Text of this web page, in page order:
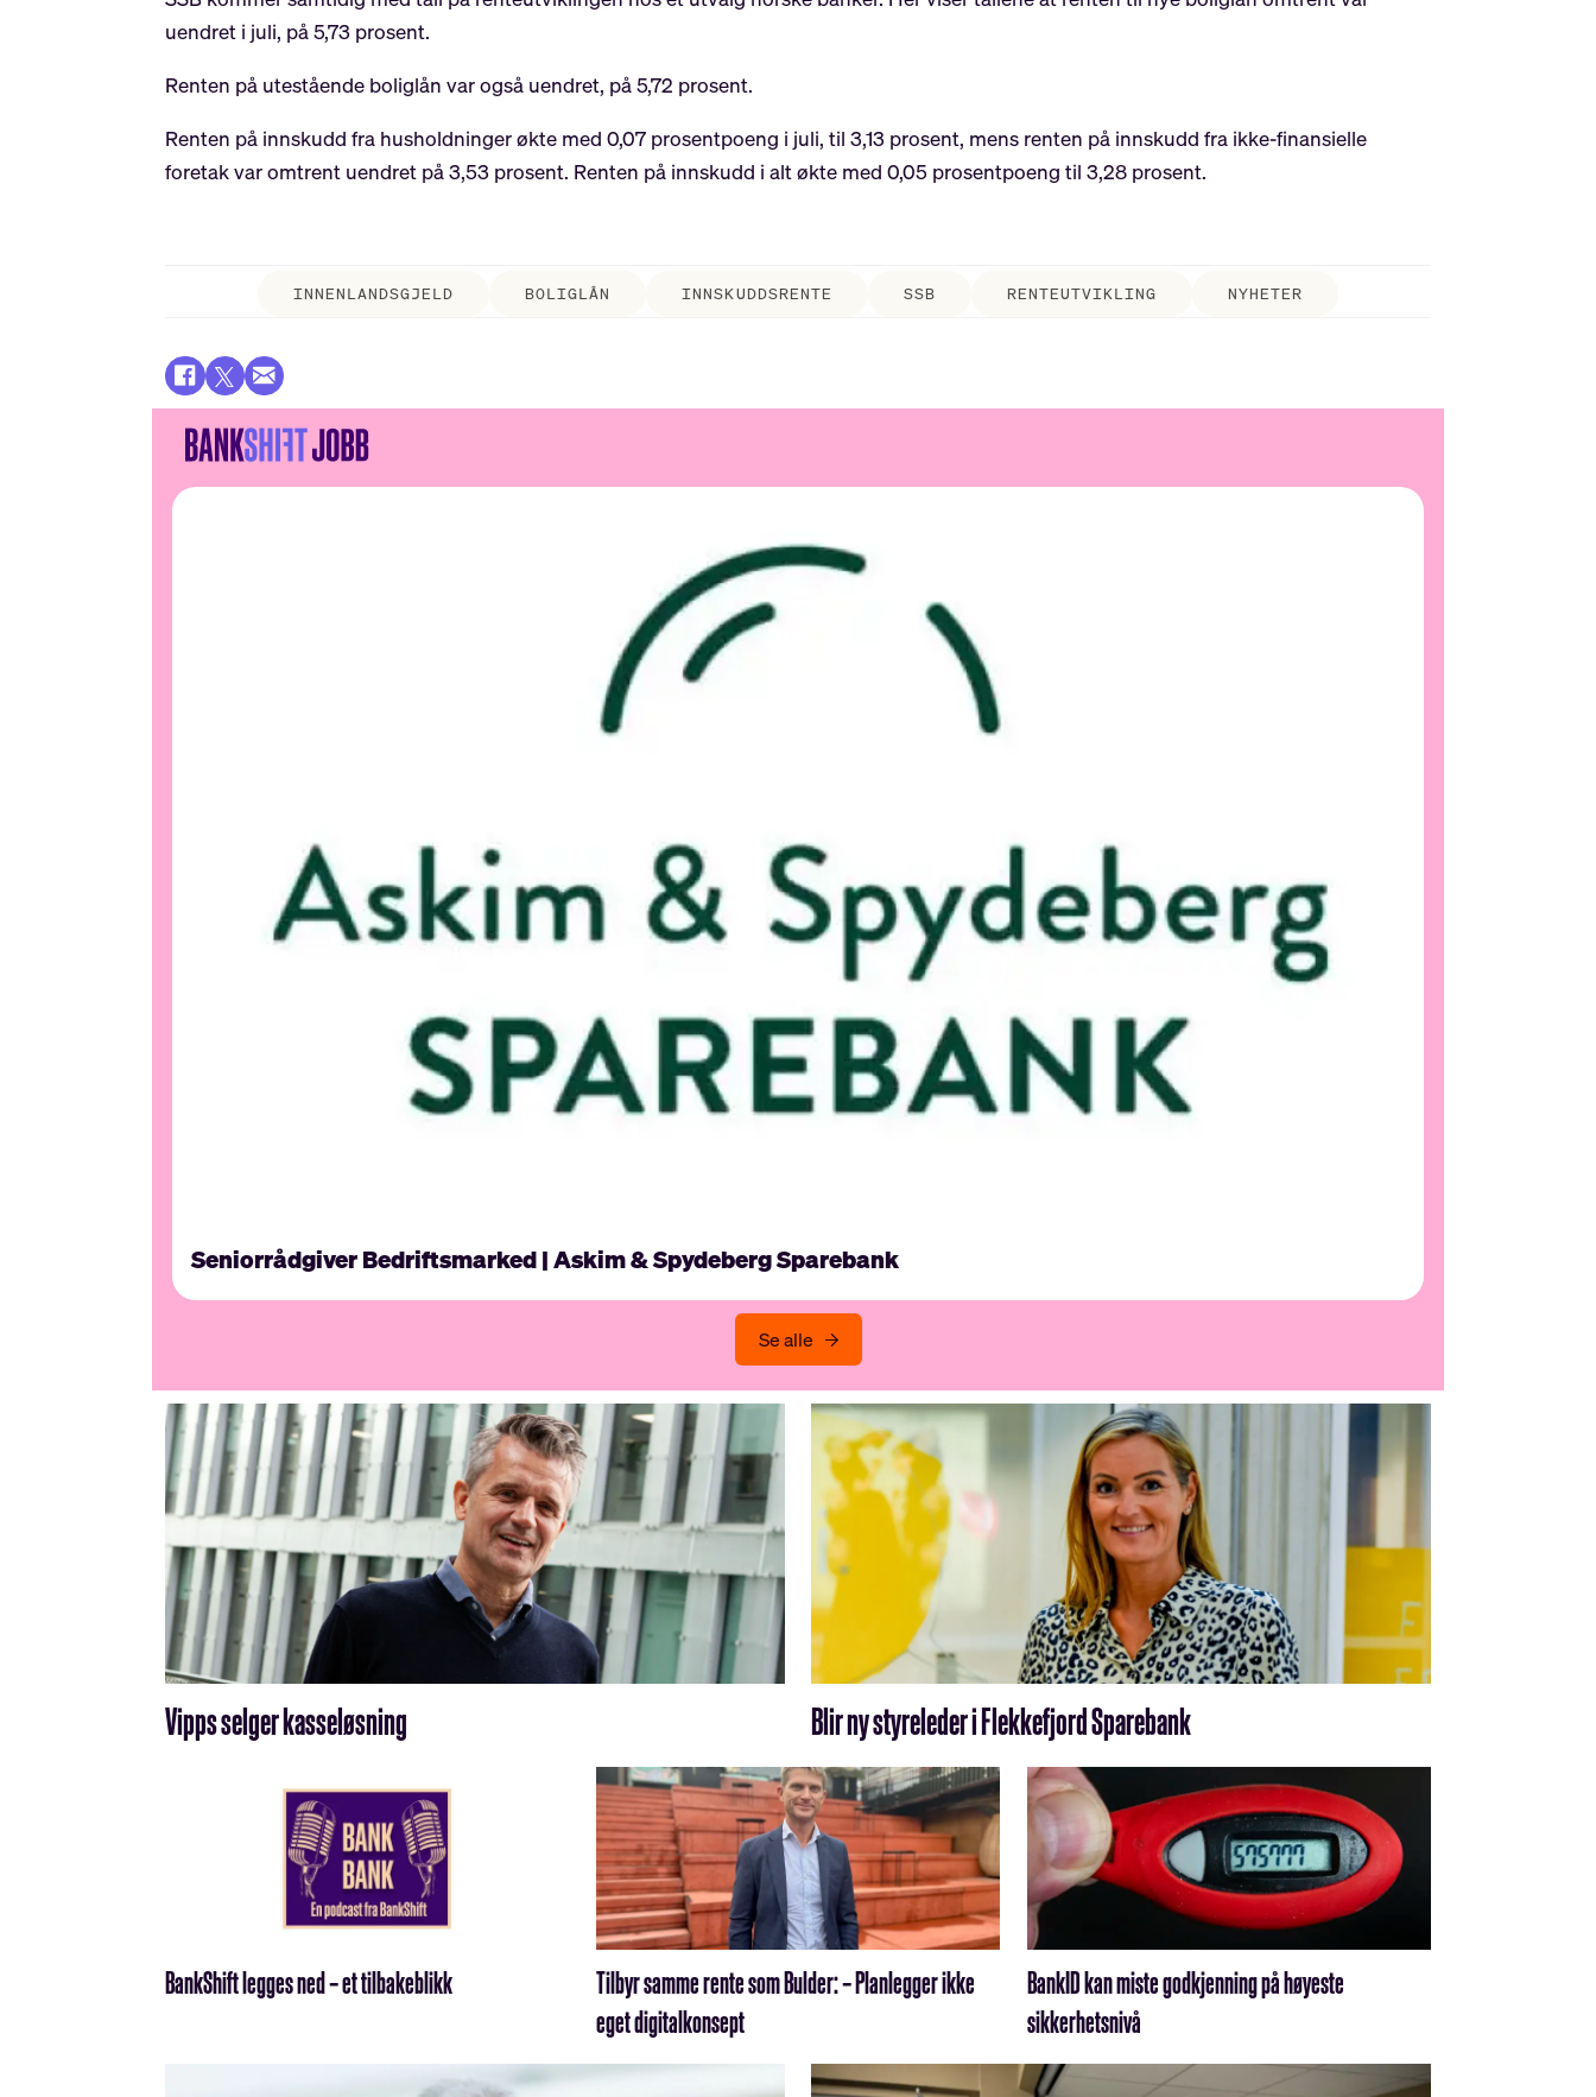
uendret i juli, på 5,73 prosent.
Renten på utestående boliglån var også uendret, på 5,72 prosent.
Renten på innskudd fra husholdninger økte med 0,07 prosentpoeng i juli, til 3,13 prosent, mens renten på innskudd fra ikke-finansielle
foretak var omtrent uendret på 3,53 prosent. Renten på innskudd i alt økte med 0,05 prosentpoeng til 3,28 prosent.
INNENLANDSGJELD BOLIGLÅN INNSKUDDSRENTE SSB RENTEUTVIKLING NYHETER
Seniorrådgiver Bedriftsmarked | Askim & Spydeberg Sparebank
Se alle
Vipps selger kasseløsning Blir ny styreleder i Flekkefjord Sparebank
BankShift legges ned – et tilbakeblikk
Tilbyr samme rente som Bulder: – Planlegger ikke
eget digitalkonsept
BankID kan miste godkjenning på høyeste
sikkerhetsnivå